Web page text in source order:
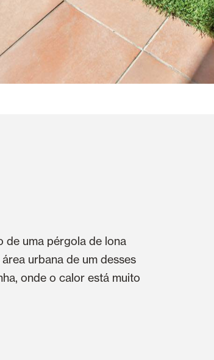
de uma pérgola de lona
urbana de um desses
onde o calor está muito